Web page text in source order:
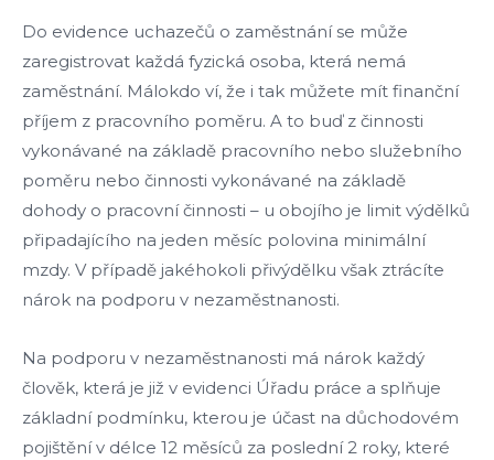
Do evidence uchazečů o zaměstnání se může
zaregistrovat každá fyzická osoba, která nemá
zaměstnání. Málokdo ví, že i tak můžete mít finanční
příjem z pracovního poměru. A to buď z činnosti
vykonávané na základě pracovního nebo služebního
poměru nebo činnosti vykonávané na základě
dohody o pracovní činnosti – u obojího je limit výdělků
připadajícího na jeden měsíc polovina minimální
mzdy. V případě jakéhokoli přivýdělku však ztrácíte
nárok na podporu v nezaměstnanosti.
Na podporu v nezaměstnanosti má nárok každý
člověk, která je již v evidenci Úřadu práce a splňuje
základní podmínku, kterou je účast na důchodovém
pojištění v délce 12 měsíců za poslední 2 roky, které